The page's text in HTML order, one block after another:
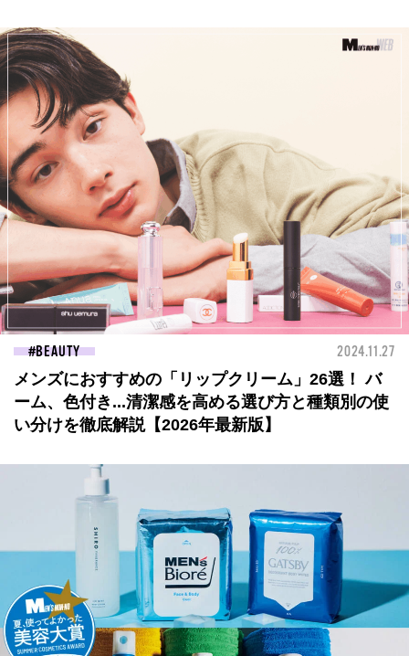
BEAUTY 2024.11.27
メンズにおすすめの「リップクリーム」26選！ バ
ーム、色付き...清潔感を高める選び方と種類別の使
い分けを徹底解説【2026年最新版】